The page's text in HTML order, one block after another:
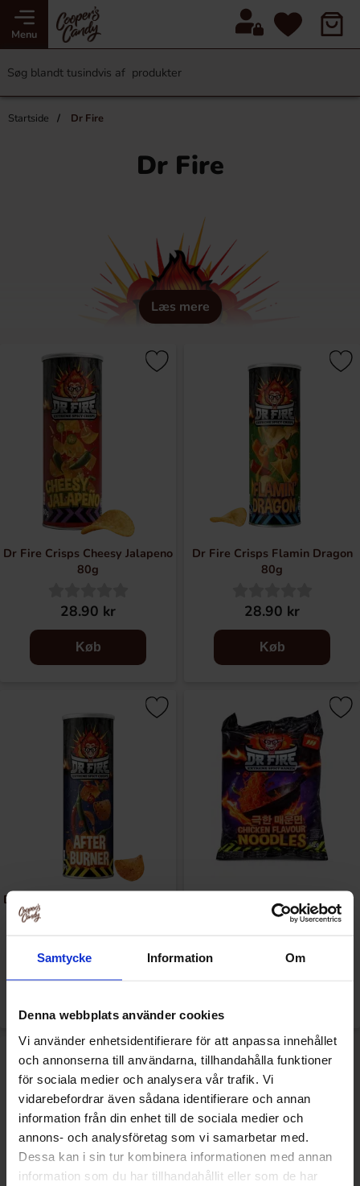
Samtycke Information Om
Denna webbplats använder cookies
Vi använder enhetsidentifierare för att anpassa innehållet
och annonserna till användarna, tillhandahålla funktioner
för sociala medier och analysera vår trafik. Vi
vidarebefordrar även sådana identifierare och annan
information från din enhet till de sociala medier och
annons- och analysföretag som vi samarbetar med.
Dessa kan i sin tur kombinera informationen med annan
information som du har tillhandahållit eller som de har
Menu
Startside Dr Fire
Dr Fire
Læs mere
Dr Fire Crisps Cheesy Jalapeno
80g
28.90 kr
Køb
Dr Fire Crisps Flamin Dragon
80g
28.90 kr
Køb
Dr Fire Crisps Afterburner 80g
28.90 kr
Dr Fire Noodles 142g
19.90 kr
-10%